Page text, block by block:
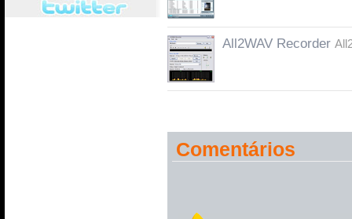
All2WAV Recorder
Comentários